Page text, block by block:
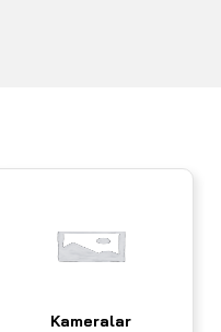
Kameralar